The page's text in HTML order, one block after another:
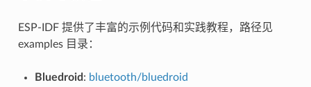
ESP-IDF 提供了丰富的示例代码和实践教程，路径见
examples 目录：
Bluedroid : bluetooth/bluedroid